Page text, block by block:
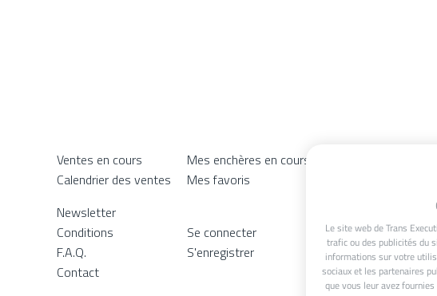
Ventes en cours
Calendrier des ventes
Newsletter
Conditions
F.A.Q.
Contact
Mes enchères en cours
Mes favoris
Se connecter
S'enregistrer
7
7804
TVA
Tél. :
Le site web de Trans
trafic ou des publicités du
informations sur votre
sociaux et les partenaires
que vous leur avez